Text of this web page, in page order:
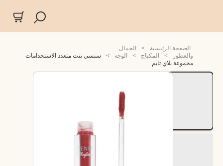
الصفحة الرئيسية >
الجمال
والعطور
> المكياج > الوجه >
سنسي تنت متعدد الاستخدامات
مجموعة بلاي تايم